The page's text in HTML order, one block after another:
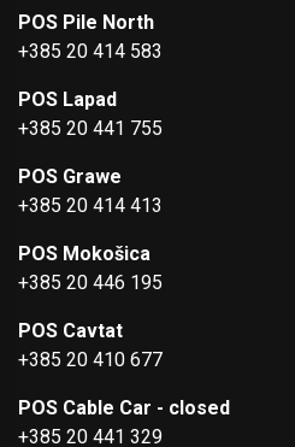
POS Pile North
+385 20 414 583
POS Lapad
+385 20 441 755
POS Grawe
+385 20 414 413
POS Mokošica
+385 20 446 195
POS Cavtat
+385 20 410 677
POS Cable Car - closed
+385 20 441 329